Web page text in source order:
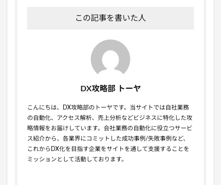
この記事を書いた人
DX攻略部 トーヤ
こんにちは、DX攻略部のトーヤです。当サイトでは自社業務
の自動化、アクセス解析、売上分析などビジネスに特化した攻
略情報をお届けしています。会社業務の自動化に役立つサービ
ス紹介から、各業界にコミットした成功事例/失敗事例など、
これからDX化を目指す企業をサイトを通して支援することを
ミッションとして活動しております。